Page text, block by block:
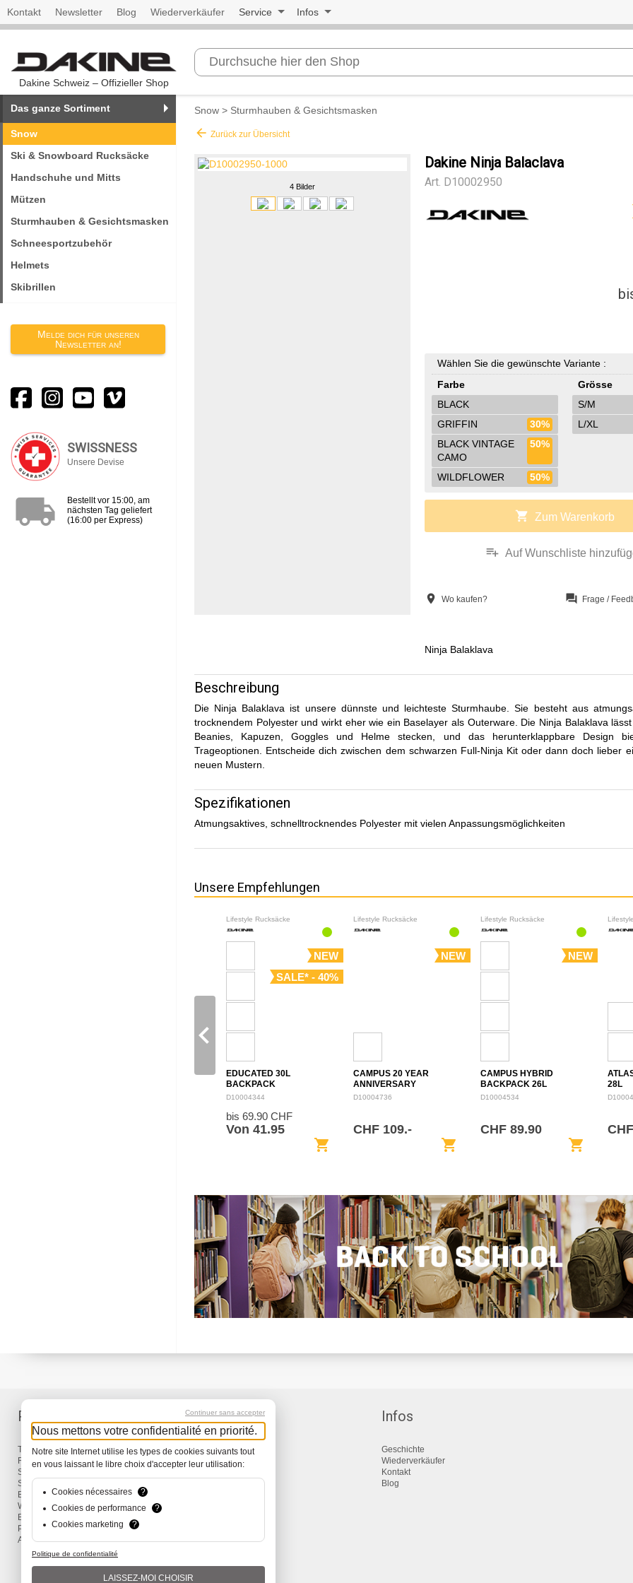
Kontakt Newsletter Blog Wiederverkäufer Service Infos
Dakine Schweiz – Offizieller Shop
Das ganze Sortiment
Snow
Ski & Snowboard Rucksäcke
Handschuhe und Mitts
Mützen
Sturmhauben & Gesichtsmasken
Schneesportzubehör
Helmets
Skibrillen
Melde dich für unseren
Newsletter an!
SWISSNESS
Unsere Devise
local_shipping
Bestellt vor 15:00, am
nächsten Tag geliefert
(16:00 per Express)
Snow > Sturmhauben & Gesichtsmasken
arrow_back Zurück zur Übersicht
4 Bilder
Dakine Ninja Balaclava
Art. D10002950
Wählen Sie die gewünschte Variante :
Farbe
BLACK
GRIFFIN
30%
BLACK VINTAGE
CAMO
50%
WILDFLOWER 50%
Grösse
S/M
L/XL
shopping_cart Zum Warenkorb
playlist_add Auf Wunschliste
location_on Wo kaufen? question_answer Frage /
Ninja Balaklava
Beschreibung
Die Ninja Balaklava ist unsere dünnste und leichteste Sturmhaube. Sie besteht aus
trocknendem Polyester und wirkt eher wie ein Baselayer als Outerware. Die Ninja Balaklava
Beanies, Kapuzen, Goggles und Helme stecken, und das herunterklappbare Design
Trageoptionen. Entscheide dich zwischen dem schwarzen Full-Ninja Kit oder dann doch lieber
neuen Mustern.
Spezifikationen
Atmungsaktives, schnelltrocknendes Polyester mit vielen Anpassungsmöglichkeiten
Unsere Empfehlungen
Lifestyle Rucksäcke
NEW
SALE* - 40%
EDUCATED 30L
BACKPACK
D10004344
bis 69.90 CHF
Von 41.95
shopping_cart
Lifestyle Rucksäcke
NEW
CAMPUS 20 YEAR
ANNIVERSARY
BACKPACK 28L
D10004736
CHF 109.-
shopping_cart
Lifestyle Rucksäcke
NEW
CAMPUS HYBRID
BACKPACK 26L
D10004534
CHF 89.90
shopping_cart
28L
navigate_before
Produkte
Taschen & Rucksäcke
Reisen
Snow
Surf
Bike
Wind
Bekleidung und Accessoires
Promotions
Aktionen
Service
Lieferung
Garantie
Infos
Geschichte
Wiederverkäufer
Kontakt
Blog
Continuer sans accepter
Nous mettons votre confidentialité en priorité.
Notre site Internet utilise les types de cookies suivants tout
en vous laissant le libre choix d'accepter leur utilisation:
Cookies nécessaires
?
Cookies de performance
?
Cookies marketing
?
Politique de confidentialité
LAISSEZ-MOI CHOISIR